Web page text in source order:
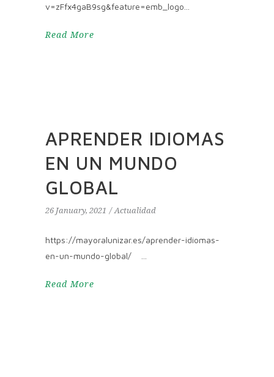
v=zFfx4gaB9sg&feature=emb_logo
Read More
APRENDER IDIOMAS
EN UN MUNDO
GLOBAL
26 January, 2021 Actualidad
https://mayoralunizar.es/aprender-idiomas-
en-un-mundo-global/
Read More